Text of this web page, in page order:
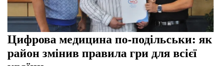
Цифрова медицина по-подільськи: як
район змінив правила гри для всієї